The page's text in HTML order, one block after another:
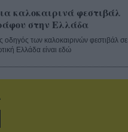
καλοκαιρινά φεστιβάλ
στην Ελλάδα
οδηγός των καλοκαιρινών φεστιβάλ σε
Ελλάδα είναι εδώ